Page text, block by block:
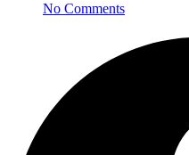
No Comments